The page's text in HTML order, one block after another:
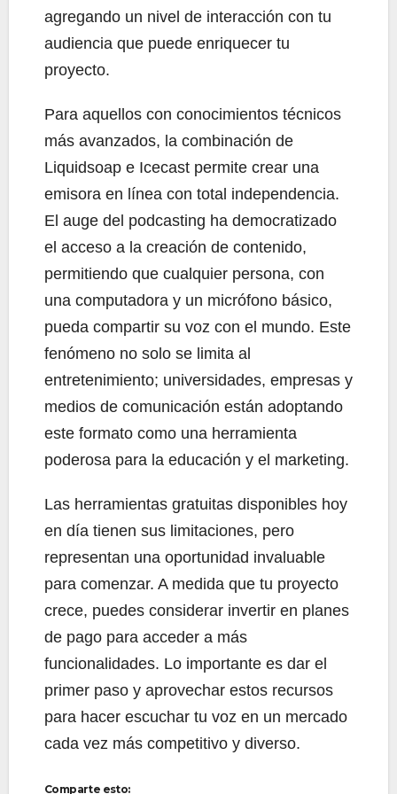
agregando un nivel de interacción con tu
audiencia que puede enriquecer tu
proyecto.
Para aquellos con conocimientos técnicos
más avanzados, la combinación de
Liquidsoap e Icecast permite crear una
emisora en línea con total independencia.
El auge del podcasting ha democratizado
el acceso a la creación de contenido,
permitiendo que cualquier persona, con
una computadora y un micrófono básico,
pueda compartir su voz con el mundo. Este
fenómeno no solo se limita al
entretenimiento; universidades, empresas y
medios de comunicación están adoptando
este formato como una herramienta
poderosa para la educación y el marketing.
Las herramientas gratuitas disponibles hoy
en día tienen sus limitaciones, pero
representan una oportunidad invaluable
para comenzar. A medida que tu proyecto
crece, puedes considerar invertir en planes
de pago para acceder a más
funcionalidades. Lo importante es dar el
primer paso y aprovechar estos recursos
para hacer escuchar tu voz en un mercado
cada vez más competitivo y diverso.
Comparte esto: